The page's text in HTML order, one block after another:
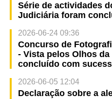
Série de actividades
Judiciária foram
2026-06-24 09:36
Concurso de
- Vista pelos Olhos da
concluído com
2026-06-05 12:04
Declaração sobre a